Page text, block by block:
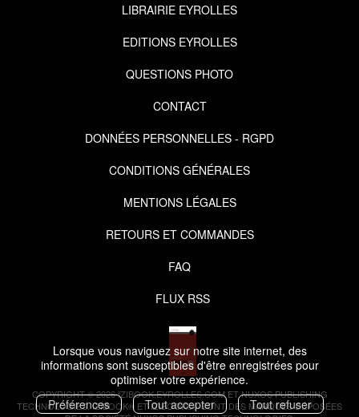
Lorsque vous naviguez sur notre site internet, des
informations sont susceptibles d'être enregistrées pour
optimiser votre expérience.
Préférences
Tout accepter Tout refuser
LIBRAIRIE EYROLLES
EDITIONS EYROLLES
QUESTIONS PHOTO
CONTACT
DONNÉES PERSONNELLES - RGPD
CONDITIONS GÉNÉRALES
MENTIONS LÉGALES
RETOURS ET COMMANDES
FAQ
FLUX RSS
COPYRIGHT © 2026 IZIBOOK.EYROLLES.COM ET NUXOS PUBLISHING
TECHNOLOGIES.IZIBOOK® ETIZIBOOKS®SONT DES MARQUES DÉPOSÉES